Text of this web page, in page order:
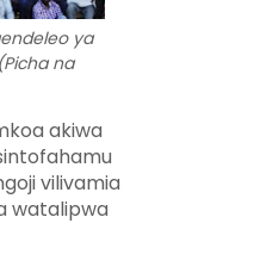
ya
na
akiwa
vilivamia
watalipwa